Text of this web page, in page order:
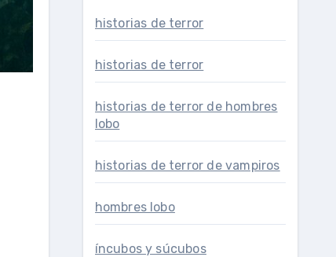
historias de terror
historias de terror
historias de terror de hombres
lobo
historias de terror de vampiros
hombres lobo
íncubos y súcubos